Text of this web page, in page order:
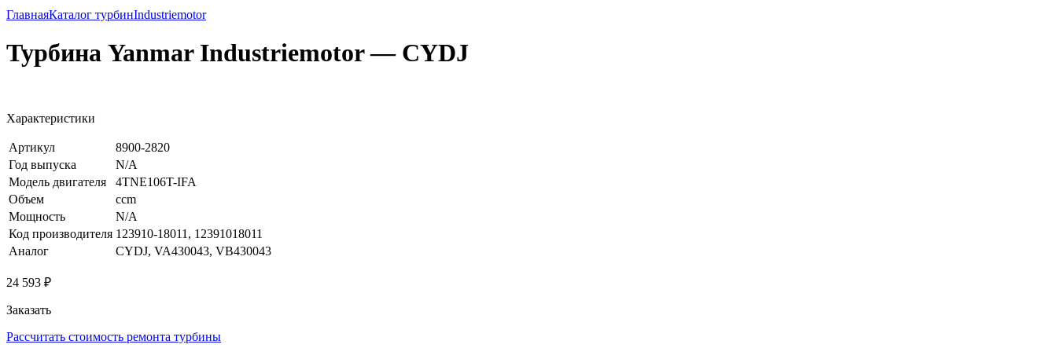
ГлавнаяКаталог турбинIndustriemotor
Турбина Yanmar Industriemotor — CYDJ
Характеристики
Артикул
8900-2820
Год выпуска
N/A
Модель двигателя
4TNE106T-IFA
Объем
ccm
Мощность
N/A
Код производителя 123910-18011, 12391018011
Аналог
CYDJ, VA430043, VB430043
24 593 ₽
Заказать
Рассчитать стоимость ремонта турбины